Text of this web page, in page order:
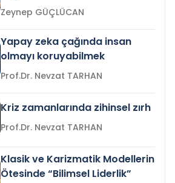
Zeynep GÜÇLÜCAN
Yapay zeka çağında insan
olmayı koruyabilmek
Prof.Dr. Nevzat TARHAN
Kriz zamanlarında zihinsel zırh
Prof.Dr. Nevzat TARHAN
Klasik ve Karizmatik Modellerin
Ötesinde “Bilimsel Liderlik”